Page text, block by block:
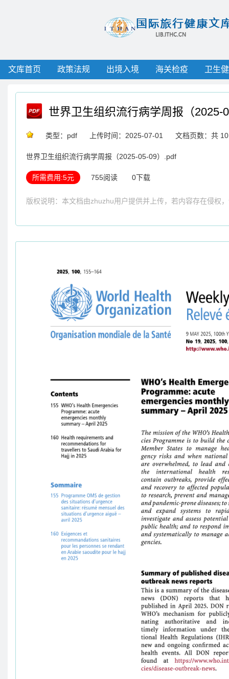
文库首页 政策法规 出境入境 海关检疫 卫生
世界卫生组织流行病学周报（2025-
类型：pdf 上传时间：2025-07-01 文档页数：共
世界卫生组织流行病学周报（2025-05-09）.pdf
所需费用:5元 755阅读 0下载
版权说明：本文档由zhuzhu用户提供并上传，若内容存在侵权